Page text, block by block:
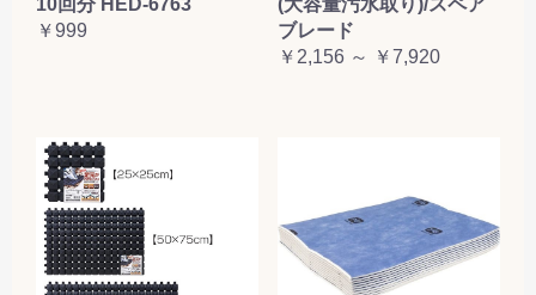
10回分 HED-6763
￥999
(大容量汚水取り)/スペア
ブレード
￥2,156 ～ ￥7,920